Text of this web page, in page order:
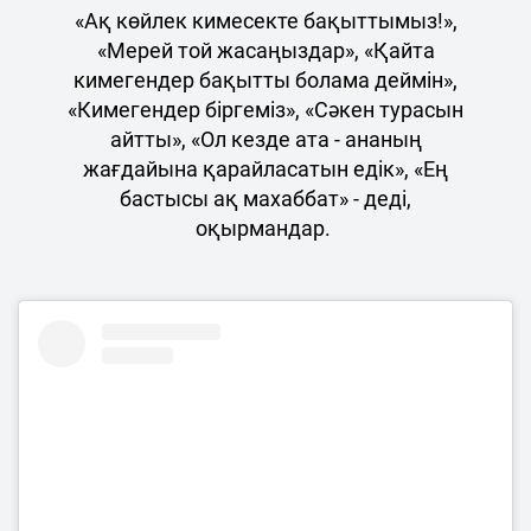
«Ақ көйлек кимесекте бақыттымыз!»,
«Мерей той жасаңыздар», «Қайта
кимегендер бақытты болама деймін»,
«Кимегендер біргеміз», «Сәкен турасын
айтты», «Ол кезде ата - ананың
жағдайына қарайласатын едік», «Ең
бастысы ақ махаббат» - деді,
оқырмандар.